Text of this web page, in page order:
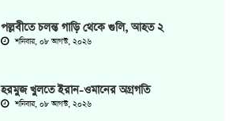
পল্লবীতে চলন্ত গাড়ি থেকে গুলি, আহত ২
শনিবার, ০৮ আগস্ট, ২০২৬
হরমুজ খুলতে ইরান-ওমানের অগ্রগতি
শনিবার, ০৮ আগস্ট, ২০২৬